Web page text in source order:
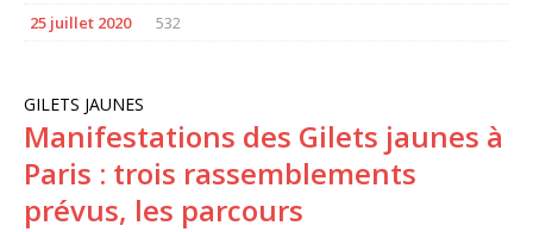
25 juillet 2020 532
GILETS JAUNES
Manifestations des Gilets jaunes à
Paris : trois rassemblements
prévus, les parcours